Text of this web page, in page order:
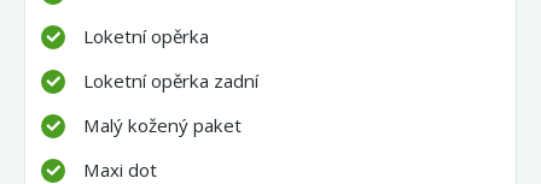
Loketní opěrka
Loketní opěrka zadní
Malý kožený paket
Maxi dot